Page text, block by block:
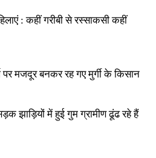
: कहीं गरीबी से रस्साकसी कहीं
पर मजदूर बनकर रह गए मुर्गी के किसान
झाड़ियों में हुई गुम ग्रामीण ढूंढ रहे हैं